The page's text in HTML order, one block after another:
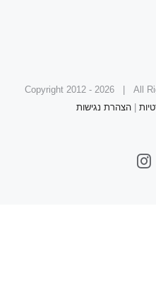
2026 | All
|הצהרת נגישות
Instagram